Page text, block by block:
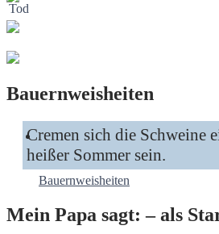
Bauernweisheiten
Cremen sich die Schweine
heißer Sommer sein.
Bauernweisheiten
Mein Papa sagt: – als